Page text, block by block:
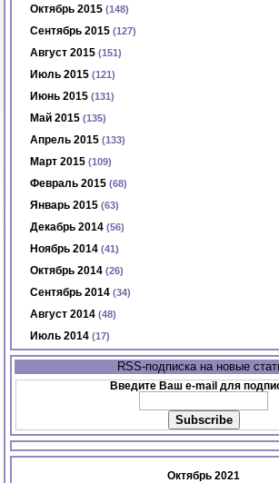
Октябрь 2015 (148)
Сентябрь 2015 (127)
Август 2015 (151)
Июль 2015 (121)
Июнь 2015 (131)
Май 2015 (135)
Апрель 2015 (133)
Март 2015 (109)
Февраль 2015 (68)
Январь 2015 (63)
Декабрь 2014 (56)
Ноябрь 2014 (41)
Октябрь 2014 (26)
Сентябрь 2014 (34)
Август 2014 (48)
Июль 2014 (17)
RSS-подписка на новые
Введите Ваш e-mail для
Октябрь 2021